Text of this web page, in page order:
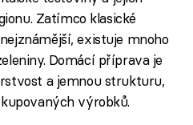
Zatímco klasické
existuje mnoho
Domácí příprava je
a jemnou strukturu,
výrobků.